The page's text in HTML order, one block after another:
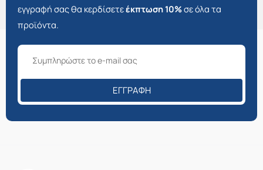
εγγραφή σας θα κερδίσετεέκπτωση 10%σε όλα τα
προϊόντα.
ΕΓΓΡΑΦΉ